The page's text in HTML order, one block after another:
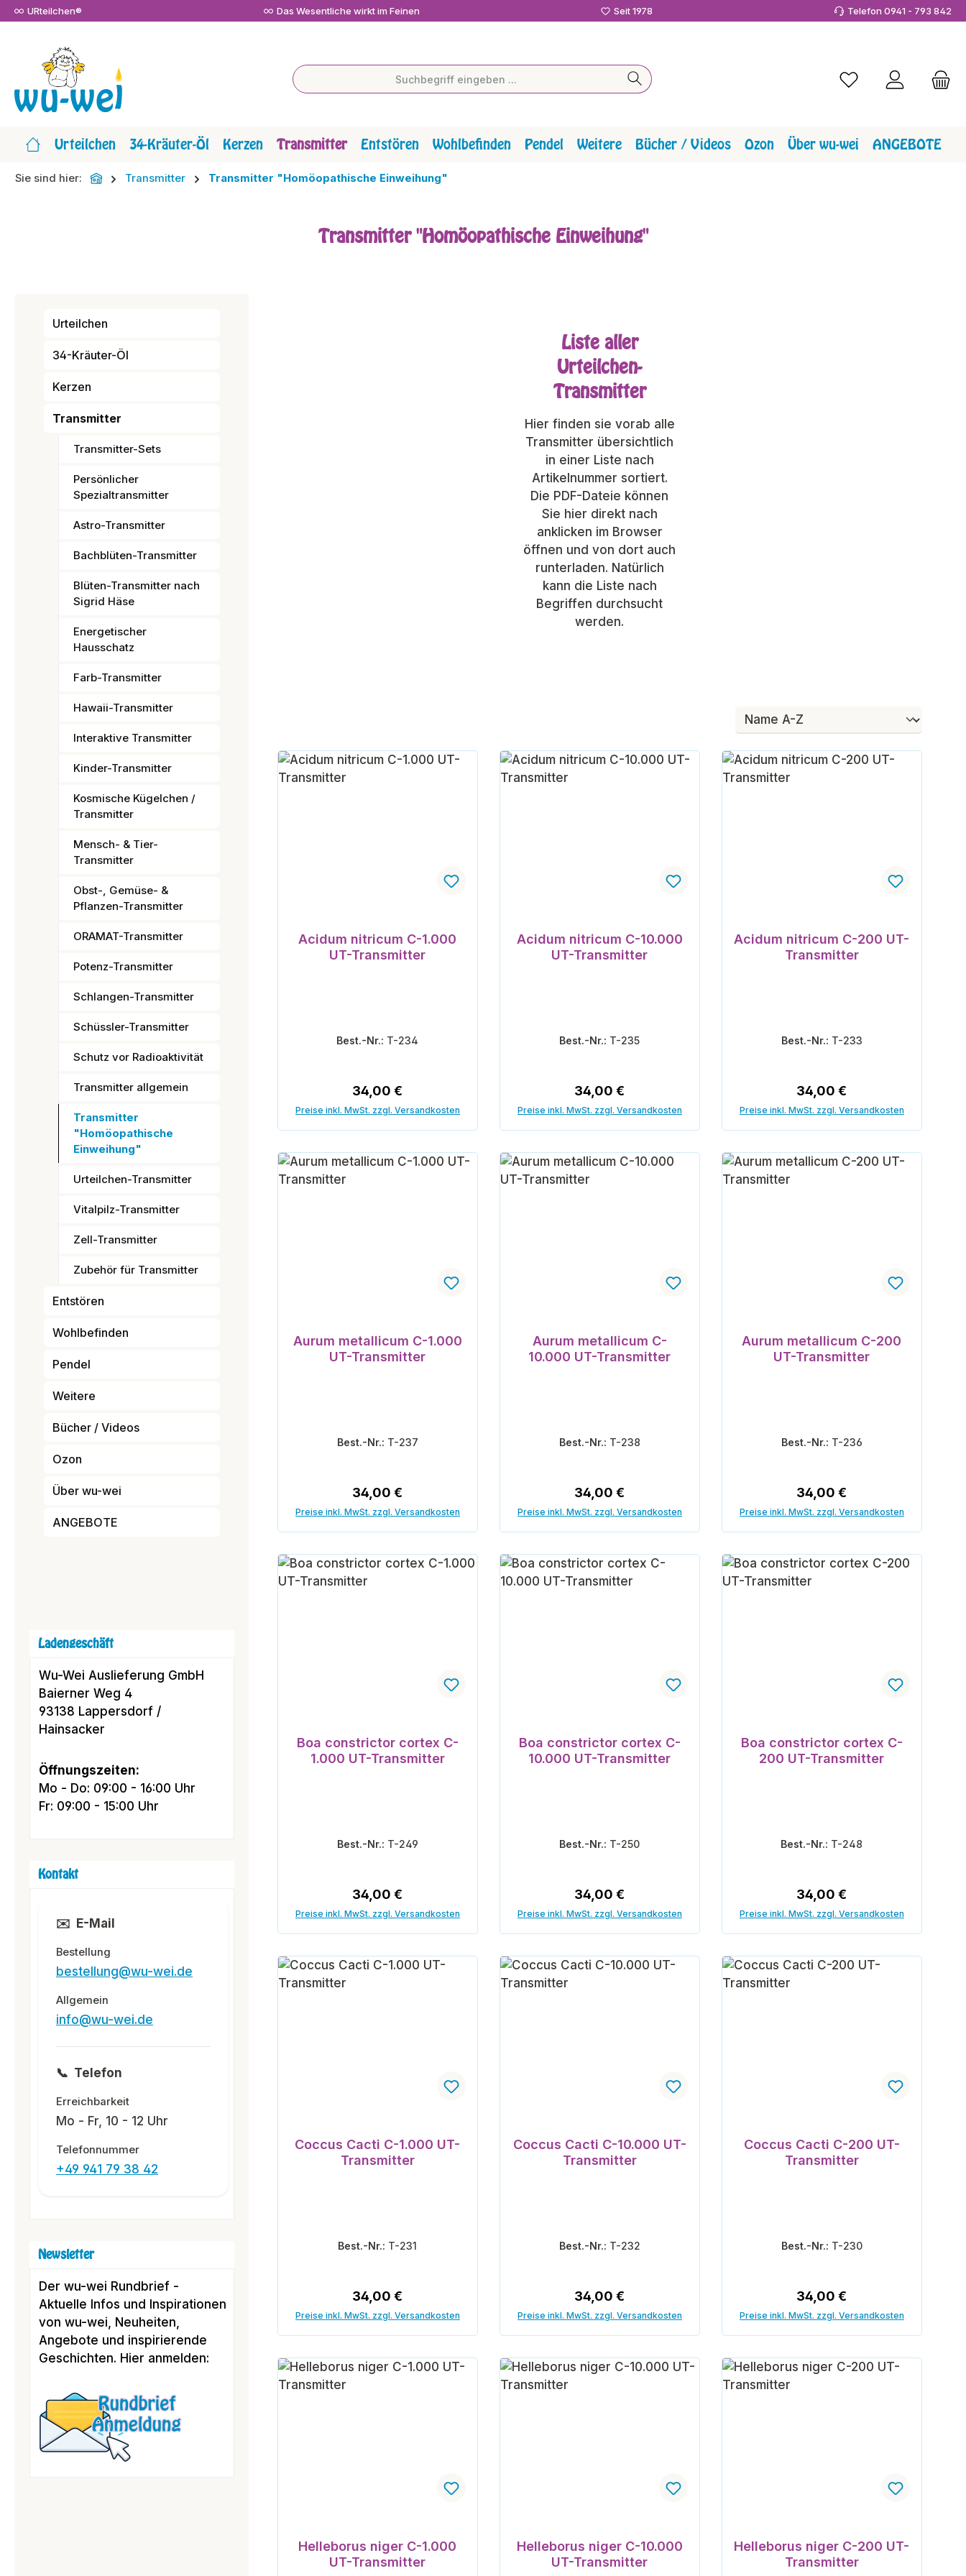
Hauptinhalt springen
Zur Suche springen
Zur Hauptnavigation springen
URteilchen® Das Wesentliche wirkt im Feinen Seit 1978 Telefon 0941 - 793 842
Du hast 0 Produkte
Urteilchen 34-Kräuter-Öl Kerzen Transmitter Entstören Wohlbefinden Pendel Weitere Bücher / Videos Ozon Über wu-wei ANGEBOTE
Sie sind hier: Transmitter Transmitter "Homöopathische Einweihung"
Transmitter "Homöopathische Einweihung"
Urteilchen
34-Kräuter-Öl
Kerzen
Transmitter
Transmitter-Sets
Persönlicher
Spezialtransmitter
Astro-Transmitter
Bachblüten-Transmitter
Blüten-Transmitter nach
Sigrid Häse
Energetischer
Hausschatz
Farb-Transmitter
Hawaii-Transmitter
Interaktive Transmitter
Kinder-Transmitter
Kosmische Kügelchen /
Transmitter
Mensch- & Tier-
Transmitter
Obst-, Gemüse- &
Pflanzen-Transmitter
ORAMAT-Transmitter
Potenz-Transmitter
Schlangen-Transmitter
Schüssler-Transmitter
Schutz vor Radioaktivität
Transmitter allgemein
Transmitter
"Homöopathische
Einweihung"
Urteilchen-Transmitter
Vitalpilz-Transmitter
Zell-Transmitter
Zubehör für Transmitter
Entstören
Wohlbefinden
Pendel
Weitere
Bücher / Videos
Ozon
Über wu-wei
ANGEBOTE
Ladengeschäft
Wu-Wei Auslieferung GmbH
Baierner Weg 4
93138 Lappersdorf /
Hainsacker
Öffnungszeiten:
Mo - Do: 09:00 - 16:00 Uhr
Fr: 09:00 - 15:00 Uhr
Kontakt
✉️ E-Mail
Bestellung
bestellung@wu-wei.de
Allgemein
info@wu-wei.de
📞 Telefon
Erreichbarkeit
Mo - Fr, 10 - 12 Uhr
Telefonnummer
+49 941 79 38 42
Newsletter
Der wu-wei Rundbrief -
Aktuelle Infos und Inspirationen
von wu-wei, Neuheiten,
Angebote und inspirierende
Geschichten. Hier anmelden:
Liste aller
Urteilchen-
Transmitter
Hier finden sie vorab alle
Transmitter übersichtlich
in einer Liste nach
Artikelnummer sortiert.
Die PDF-Dateie können
Sie hier direkt nach
anklicken im Browser
öffnen und von dort auch
runterladen. Natürlich
kann die Liste nach
Begriffen durchsucht
werden.
Acidum nitricum C-1.000
UT-Transmitter
Best.-Nr.: T-234
Regulärer Preis:
34,00 €
Preise inkl. MwSt. zzgl. Versandkosten
Acidum nitricum C-10.000
UT-Transmitter
Best.-Nr.: T-235
Regulärer Preis:
34,00 €
Preise inkl. MwSt. zzgl. Versandkosten
Acidum nitricum C-200 UT-
Transmitter
Best.-Nr.: T-233
Regulärer Preis:
34,00 €
Preise inkl. MwSt. zzgl. Versandkosten
Aurum metallicum C-1.000
UT-Transmitter
Best.-Nr.: T-237
Regulärer Preis:
34,00 €
Preise inkl. MwSt. zzgl. Versandkosten
Aurum metallicum C-
10.000 UT-Transmitter
Best.-Nr.: T-238
Regulärer Preis:
34,00 €
Preise inkl. MwSt. zzgl. Versandkosten
Aurum metallicum C-200
UT-Transmitter
Best.-Nr.: T-236
Regulärer Preis:
34,00 €
Preise inkl. MwSt. zzgl. Versandkosten
Boa constrictor cortex C-
1.000 UT-Transmitter
Best.-Nr.: T-249
Regulärer Preis:
34,00 €
Preise inkl. MwSt. zzgl. Versandkosten
Boa constrictor cortex C-
10.000 UT-Transmitter
Best.-Nr.: T-250
Regulärer Preis:
34,00 €
Preise inkl. MwSt. zzgl. Versandkosten
Boa constrictor cortex C-
200 UT-Transmitter
Best.-Nr.: T-248
Regulärer Preis:
34,00 €
Preise inkl. MwSt. zzgl. Versandkosten
Coccus Cacti C-1.000 UT-
Transmitter
Best.-Nr.: T-231
Regulärer Preis:
34,00 €
Preise inkl. MwSt. zzgl. Versandkosten
Coccus Cacti C-10.000 UT-
Transmitter
Best.-Nr.: T-232
Regulärer Preis:
34,00 €
Preise inkl. MwSt. zzgl. Versandkosten
Coccus Cacti C-200 UT-
Transmitter
Best.-Nr.: T-230
Regulärer Preis:
34,00 €
Preise inkl. MwSt. zzgl. Versandkosten
Helleborus niger C-1.000
UT-Transmitter
Helleborus niger C-10.000
UT-Transmitter
Helleborus niger C-200 UT-
Transmitter